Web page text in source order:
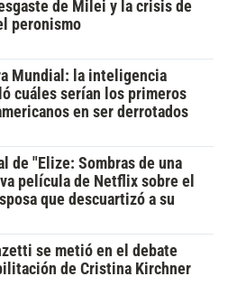
de Milei y la crisis de
peronismo
Mundial: la inteligencia
cuáles serían los primeros
en ser derrotados
de "Elize: Sombras de una
película de Netflix sobre el
que descuartizó a su
se metió en el debate
de Cristina Kirchner